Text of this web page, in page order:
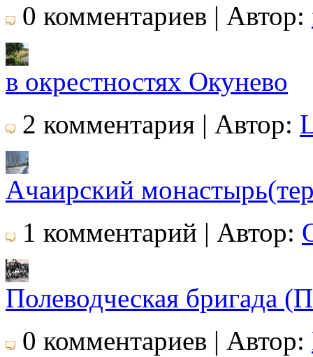
0 комментариев | Автор:
в окрестностях Окунево
2 комментария | Автор:
Ачаирский
1 комментарий | Автор:
Полеводческая бригада
0 комментариев | Автор: